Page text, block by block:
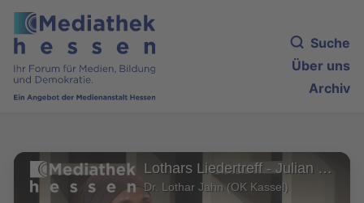
Suche
Über uns
Archiv
Lothars Liedertreff - Julian Kretzschmar (1/2)
Dr. Lothar Jahn (OK Kassel)